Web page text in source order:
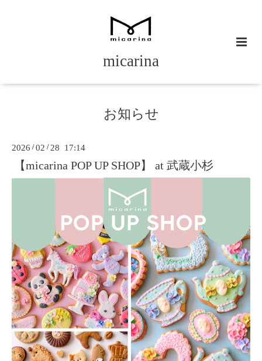
micarina
お知らせ
2026 /02 /28 17:14
【micarina POP UP SHOP】 at 武蔵小杉